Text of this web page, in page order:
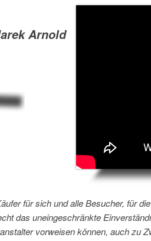
Arnold
für sich und alle Besucher, für
das uneingeschränkte
vorweisen können, auch zu